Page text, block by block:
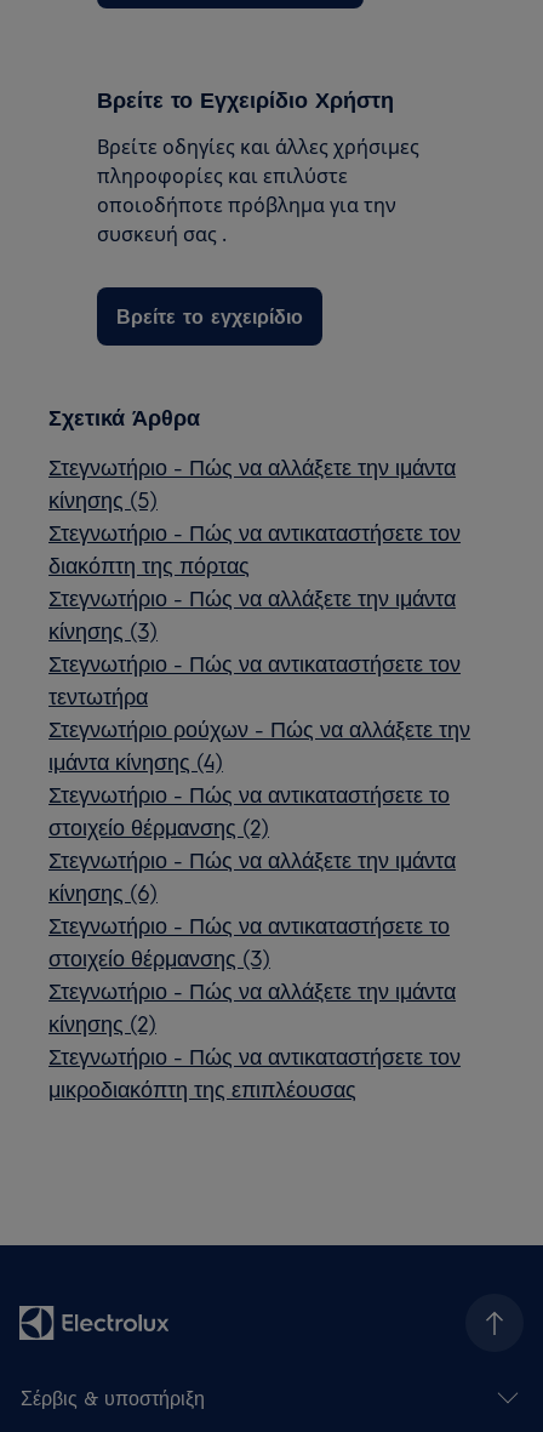
Βρείτε το Εγχειρίδιο Χρήστη
Βρείτε οδηγίες και άλλες χρήσιμες
πληροφορίες και επιλύστε
οποιοδήποτε πρόβλημα για την
συσκευή σας .
Βρείτε το εγχειρίδιο
Σχετικά Άρθρα
Στεγνωτήριο - Πώς να αλλάξετε την ιμάντα
κίνησης (5)
Στεγνωτήριο - Πώς να αντικαταστήσετε τον
διακόπτη της πόρτας
Στεγνωτήριο - Πώς να αλλάξετε την ιμάντα
κίνησης (3)
Στεγνωτήριο - Πώς να αντικαταστήσετε τον
τεντωτήρα
Στεγνωτήριο ρούχων - Πώς να αλλάξετε την
ιμάντα κίνησης (4)
Στεγνωτήριο - Πώς να αντικαταστήσετε το
στοιχείο θέρμανσης (2)
Στεγνωτήριο - Πώς να αλλάξετε την ιμάντα
κίνησης (6)
Στεγνωτήριο - Πώς να αντικαταστήσετε το
στοιχείο θέρμανσης (3)
Στεγνωτήριο - Πώς να αλλάξετε την ιμάντα
κίνησης (2)
Στεγνωτήριο - Πώς να αντικαταστήσετε τον
μικροδιακόπτη της επιπλέουσας
Σέρβις & υποστήριξη